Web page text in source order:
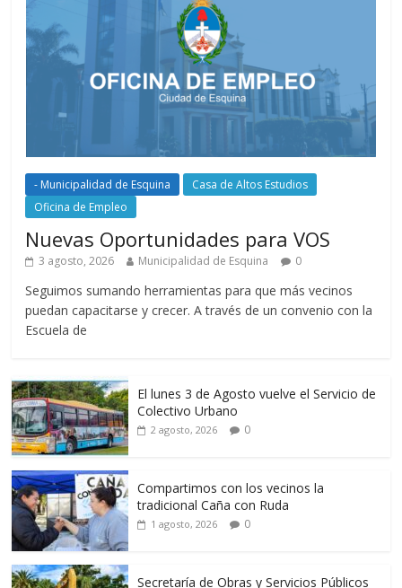
- Municipalidad de Esquina
Casa de Altos Estudios
Oficina de Empleo
Nuevas Oportunidades para VOS
3 agosto, 2026 Municipalidad de Esquina 0
Seguimos sumando herramientas para que más vecinos
puedan capacitarse y crecer. A través de un convenio con la
Escuela de
El lunes 3 de Agosto vuelve el Servicio de
Colectivo Urbano
2 agosto, 2026 0
Compartimos con los vecinos la
tradicional Caña con Ruda
1 agosto, 2026 0
Secretaría de Obras y Servicios Públicos